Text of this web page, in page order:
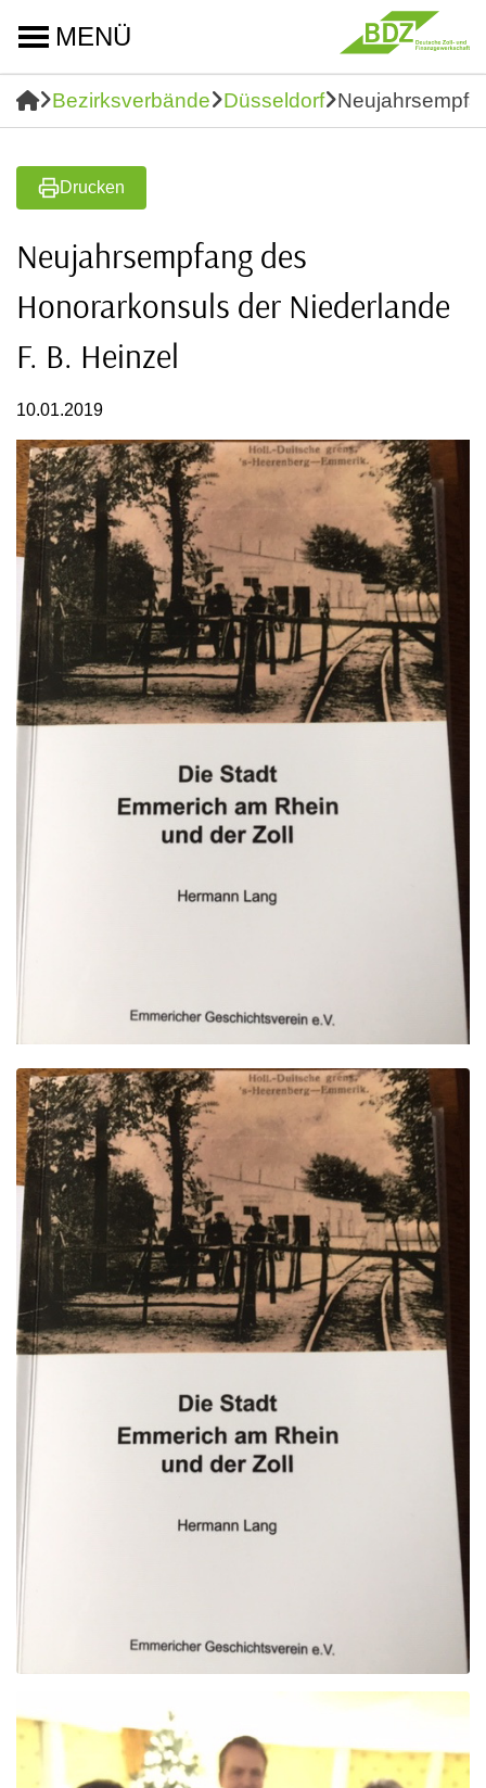
MENÜ
Bezirksverbände Düsseldorf
Drucken
Neujahrsempfang des
Honorarkonsuls der Niederlande
F. B. Heinzel
10.01.2019